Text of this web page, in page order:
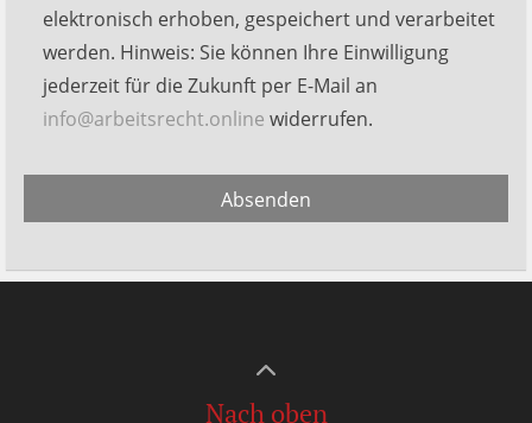
Feld
leer.
elektronisch erhoben, gespeichert und verarbeitet
werden. Hinweis: Sie können Ihre Einwilligung
jederzeit für die Zukunft per E-Mail an
info@arbeitsrecht.online widerrufen.
Absenden
Nach oben